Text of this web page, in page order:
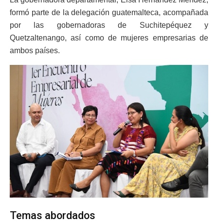
formó parte de la delegación guatemalteca, acompañada
por las gobernadoras de Suchitepéquez y
Quetzaltenango, así como de mujeres empresarias de
ambos países.
Temas abordados